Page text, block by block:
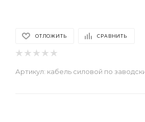
ОТЛОЖИТЬ СРАВНИТЬ
Артикул: кабель силовой по